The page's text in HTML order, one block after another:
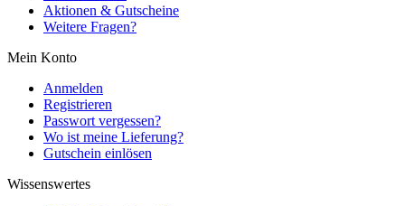
Aktionen & Gutscheine
Weitere Fragen?
Mein Konto
Anmelden
Registrieren
Passwort vergessen?
Wo ist meine Lieferung?
Gutschein einlösen
Wissenswertes